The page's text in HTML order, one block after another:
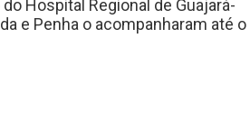
Hospital Regional de Guajará-
e Penha o acompanharam até o